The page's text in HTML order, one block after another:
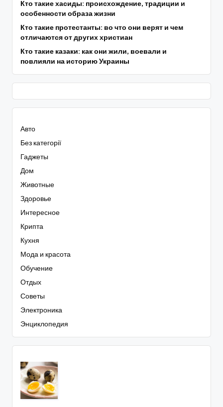
Кто такие хасиды: происхождение, традиции и
особенности образа жизни
Кто такие протестанты: во что они верят и чем
отличаются от других христиан
Кто такие казаки: как они жили, воевали и
повлияли на историю Украины
Авто
Без категорії
Гаджеты
Дом
Животные
Здоровье
Интересное
Крипта
Кухня
Мода и красота
Обучение
Отдых
Советы
Электроника
Энциклопедия